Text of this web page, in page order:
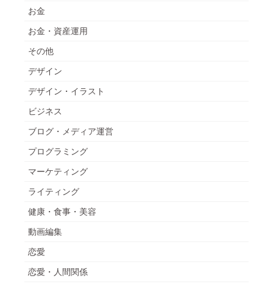
お金
お金・資産運用
その他
デザイン
デザイン・イラスト
ビジネス
ブログ・メディア運営
プログラミング
マーケティング
ライティング
健康・食事・美容
動画編集
恋愛
恋愛・人間関係